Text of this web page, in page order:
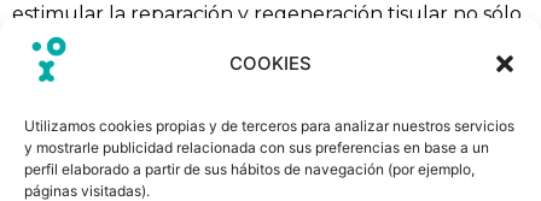
COOKIES
Utilizamos cookies propias y de terceros para analizar nuestros servicios
y mostrarle publicidad relacionada con sus preferencias en base a un
perfil elaborado a partir de sus hábitos de navegación (por ejemplo,
páginas visitadas).
estimular la reparación y regeneración tisular no sólo
se circunscribe al hueso sino, además, a otro gran
conjunto de tejidos lo que indudablemente abre
PRGF®favorece la proliferación celular, la
diferenciación y la neovacularización del tejido así
como la sí­ntesis paracrina de factores de crecimiento.